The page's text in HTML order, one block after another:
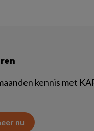
kennis met
nu